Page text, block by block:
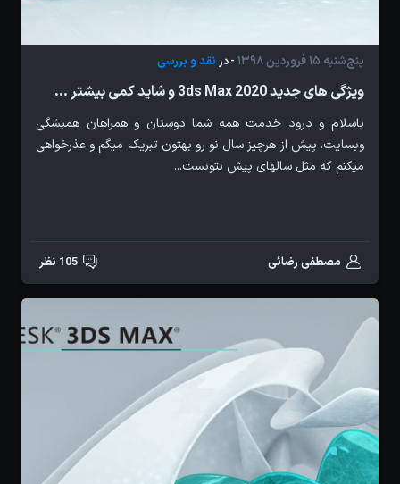
پنج‌شنبه 15 فروردین 1398 - در نقد و بررسی
ویژگی های جدید 3ds Max 2020 و شاید کمی بیشتر ...
باسلام و درود خدمت همه شما دوستان و همراهان همیشگی
وبسایت. پیش از هرچیز سال نو رو بهتون تبریک میگم و عذرخواهی
میکنم که مثل سالهای پیش نتونست...
مصطفی رضائی 105 نظر